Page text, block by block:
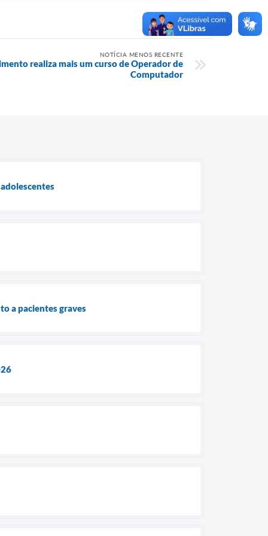
NOTÍCIA MENOS RECENTE
realiza mais um curso de Operador de
Computador
a pacientes graves